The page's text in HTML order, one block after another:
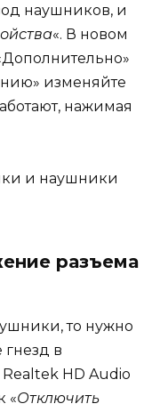
наушников, и
«. В новом
изменяйте
нажимая
разъема
то нужно
гнезд в
HD Audio
«Отключить